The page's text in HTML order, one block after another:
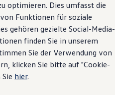
optimieren. Dies umfasst die
Funktionen für soziale
gehören gezielte Social-Media-
finden Sie in unserem
Sie der Verwendung von
klicken Sie bitte auf "Cookie-
hier.